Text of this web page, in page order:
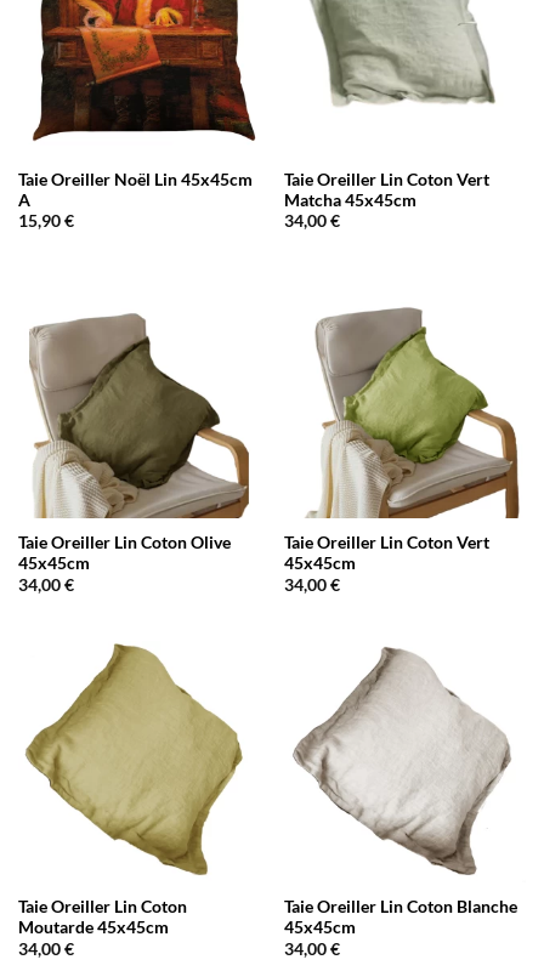
Taie Oreiller Noël Lin 45x45cm
A
15,90€
Taie Oreiller Lin Coton Vert
Matcha 45x45cm
34,00€
Taie Oreiller Lin Coton Olive
45x45cm
34,00€
Taie Oreiller Lin Coton Vert
45x45cm
34,00€
Taie Oreiller Lin Coton
Moutarde 45x45cm
34,00€
Taie Oreiller Lin Coton Blanche
45x45cm
34,00€